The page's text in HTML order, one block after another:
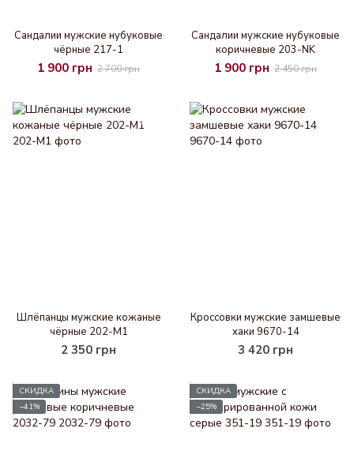
Cандалии мужские нубуковые
чёрные 217-1
1 900 грн 2 700 грн
Cандалии мужские нубуковые
коричневые 203-NK
1 900 грн 2 450 грн
Шлёпанцы мужские кожаные
чёрные 202-M1
2 350 грн
Кроссовки мужские замшевые
хаки 9670-14
3 420 грн
СКИДКА
−41%
СКИДКА
−25%